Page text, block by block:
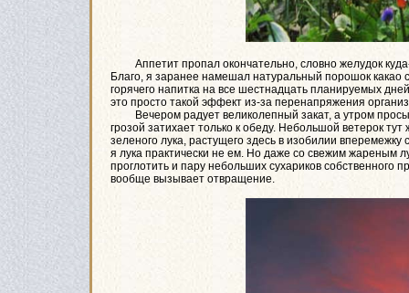
Аппетит пропал окончательно, словно желудок куда-
Благо, я заранее намешал натуральный порошок
горячего напитка на все шестнадцать планируемых
это просто такой эффект из-за перенапряжения
Вечером радует великолепный закат, а утром
грозой затихает только к обеду. Небольшой ветерок
зеленого лука, растущего здесь в изобилии
я лука практически не ем. Но даже со свежим жареным
проглотить и пару небольших сухариков
вообще вызывает отвращение.